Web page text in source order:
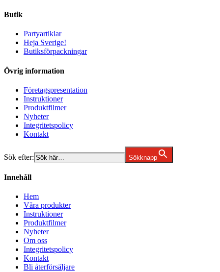
Butik
Partyartiklar
Heja Sverige!
Butiksförpackningar
Övrig information
Företagspresentation
Instruktioner
Produktfilmer
Nyheter
Integritetspolicy
Kontakt
Sök efter: Sökknapp
Innehåll
Hem
Våra produkter
Instruktioner
Produktfilmer
Nyheter
Om oss
Integritetspolicy
Kontakt
Bli återförsäljare